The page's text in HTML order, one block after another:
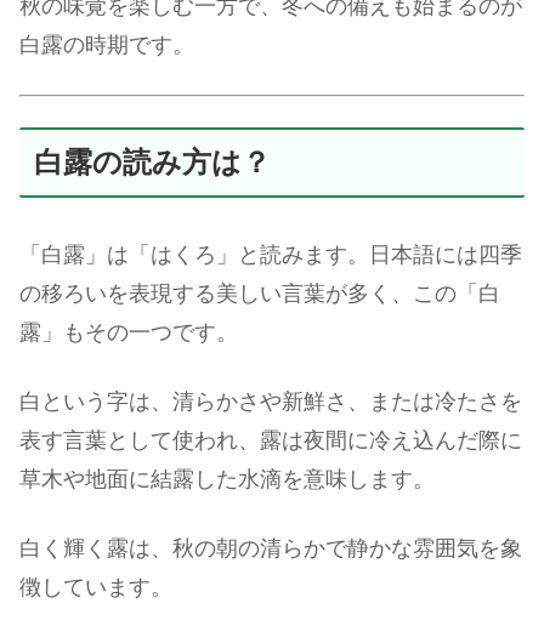
秋の味覚を楽しむ一方で、冬への備えも始まるのが
白露の時期です。
白露の読み方は？
「白露」は「はくろ」と読みます。日本語には四季
の移ろいを表現する美しい言葉が多く、この「白
露」もその一つです。
白という字は、清らかさや新鮮さ、または冷たさを
表す言葉として使われ、露は夜間に冷え込んだ際に
草木や地面に結露した水滴を意味します。
白く輝く露は、秋の朝の清らかで静かな雰囲気を象
徴しています。